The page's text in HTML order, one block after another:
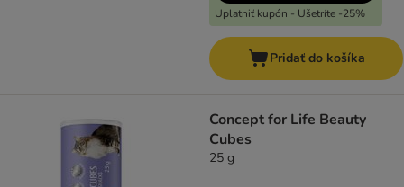
Uplatniť kupón - Ušetríte -25%
Pridať do košíka
Concept for Life Beauty
Cubes
25 g